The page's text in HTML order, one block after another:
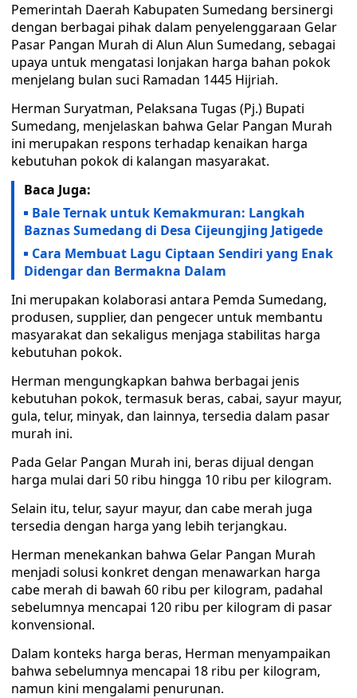
Pemerintah Daerah Kabupaten Sumedang bersinergi
dengan berbagai pihak dalam penyelenggaraan Gelar
Pasar Pangan Murah di Alun Alun Sumedang, sebagai
upaya untuk mengatasi lonjakan harga bahan pokok
menjelang bulan suci Ramadan 1445 Hijriah.
Herman Suryatman, Pelaksana Tugas (Pj.) Bupati
Sumedang, menjelaskan bahwa Gelar Pangan Murah
ini merupakan respons terhadap kenaikan harga
kebutuhan pokok di kalangan masyarakat.
Baca Juga:
Bale Ternak untuk Kemakmuran: Langkah
Baznas Sumedang di Desa Cijeungjing Jatigede
Cara Membuat Lagu Ciptaan Sendiri yang Enak
Didengar dan Bermakna Dalam
Ini merupakan kolaborasi antara Pemda Sumedang,
produsen, supplier, dan pengecer untuk membantu
masyarakat dan sekaligus menjaga stabilitas harga
kebutuhan pokok.
Herman mengungkapkan bahwa berbagai jenis
kebutuhan pokok, termasuk beras, cabai, sayur mayur,
gula, telur, minyak, dan lainnya, tersedia dalam pasar
murah ini.
Pada Gelar Pangan Murah ini, beras dijual dengan
harga mulai dari 50 ribu hingga 10 ribu per kilogram.
Selain itu, telur, sayur mayur, dan cabe merah juga
tersedia dengan harga yang lebih terjangkau.
Herman menekankan bahwa Gelar Pangan Murah
menjadi solusi konkret dengan menawarkan harga
cabe merah di bawah 60 ribu per kilogram, padahal
sebelumnya mencapai 120 ribu per kilogram di pasar
konvensional.
Dalam konteks harga beras, Herman menyampaikan
bahwa sebelumnya mencapai 18 ribu per kilogram,
namun kini mengalami penurunan.